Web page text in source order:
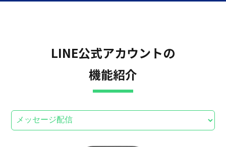
LINE公式アカウントの
機能紹介